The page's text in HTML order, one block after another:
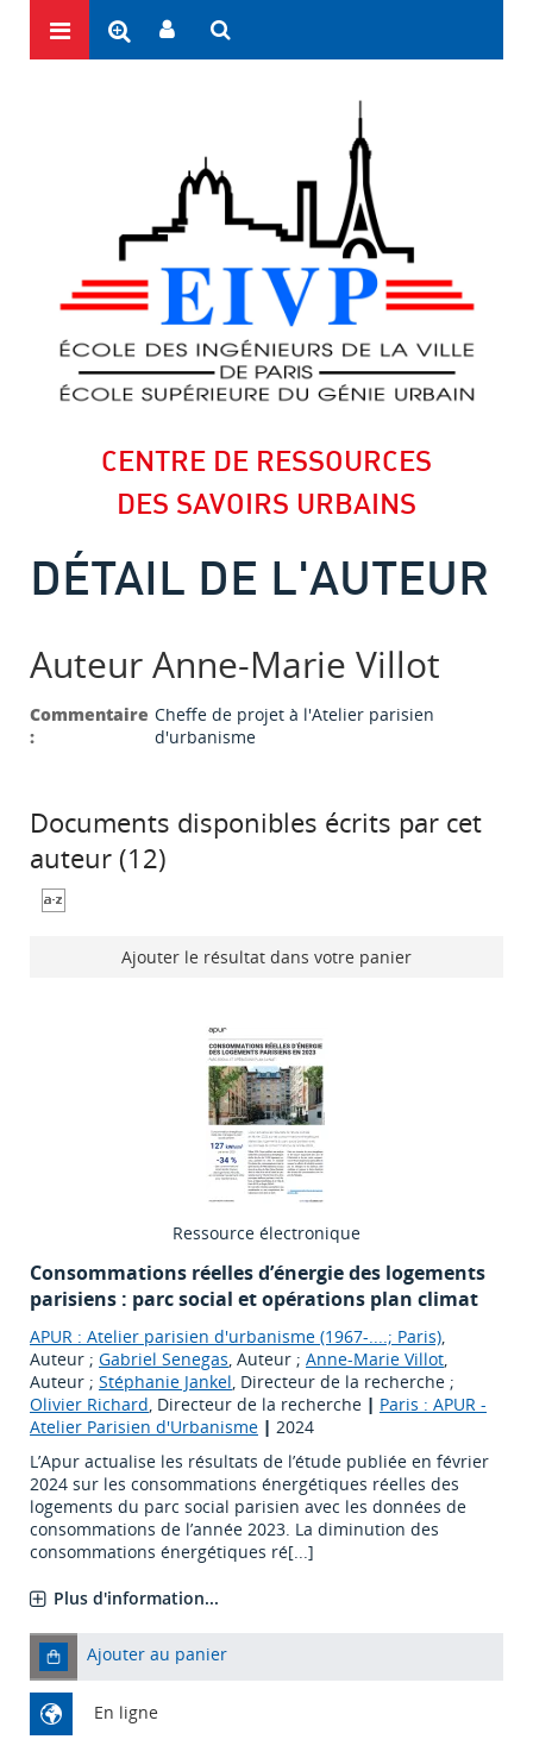
CENTRE DE RESSOURCES
DES SAVOIRS URBAINS
DÉTAIL DE L'AUTEUR
Auteur Anne-Marie Villot
Commentaire
:
Cheffe de projet à l'Atelier parisien
d'urbanisme
Documents disponibles écrits par cet
auteur (12)
Ajouter le résultat dans votre panier
Ressource électronique
Consommations réelles d’énergie des logements
parisiens : parc social et opérations plan climat
APUR : Atelier parisien d'urbanisme (1967-....; Paris),
Auteur ; Gabriel Senegas, Auteur ; Anne-Marie Villot,
Auteur ; Stéphanie Jankel, Directeur de la recherche ;
Olivier Richard, Directeur de la recherche | Paris : APUR -
Atelier Parisien d'Urbanisme | 2024
L’Apur actualise les résultats de l’étude publiée en février
2024 sur les consommations énergétiques réelles des
logements du parc social parisien avec les données de
consommations de l’année 2023. La diminution des
consommations énergétiques ré[...]
Plus d'information...
Ajouter au panier
En ligne